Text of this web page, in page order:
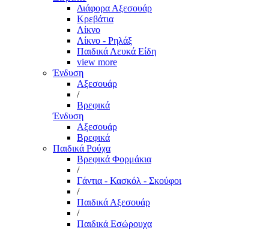
Διάφορα Αξεσουάρ
Κρεβάτια
Λίκνο
Λίκνο - Ρηλάξ
Παιδικά Λευκά Είδη
view more
Ένδυση
Αξεσουάρ
/
Βρεφικά
Ένδυση
Αξεσουάρ
Βρεφικά
Παιδικά Ρούχα
Βρεφικά Φορμάκια
/
Γάντια - Κασκόλ - Σκούφοι
/
Παιδικά Αξεσουάρ
/
Παιδικά Εσώρουχα